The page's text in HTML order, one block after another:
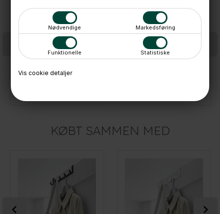
Nødvendige Markedsføring
Funktionelle Statistiske
Vis cookie detaljer
KØBT SAMMEN MED